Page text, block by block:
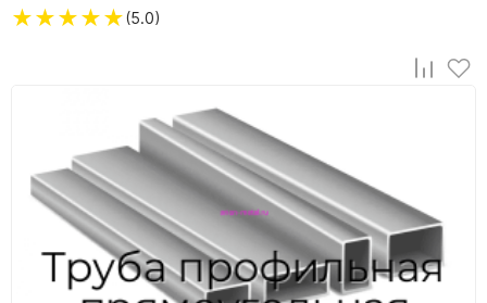
★★★★★(5.0)